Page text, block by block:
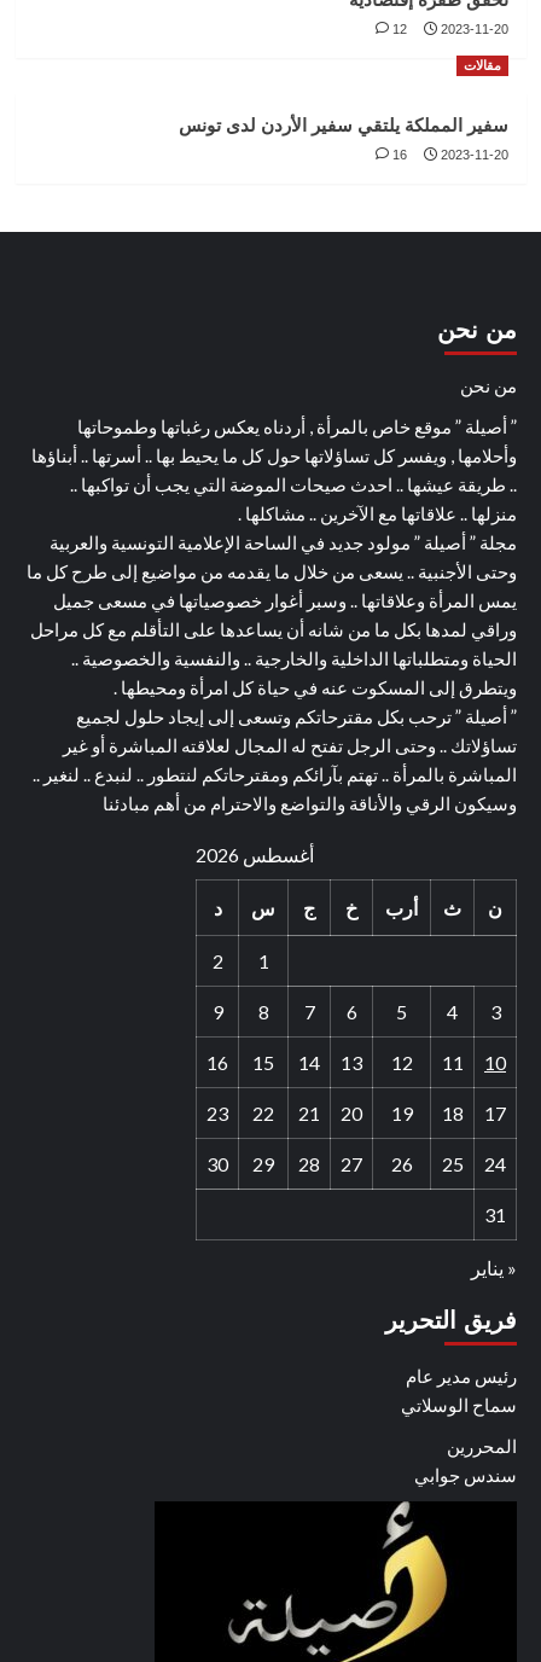
2023-11-20
12
مقالات
سفير المملكة يلتقي سفير الأردن لدى تونس
2023-11-20
16
من نحن
من نحن
” أصيلة ” موقع خاص بالمرأة , أردناه يعكس رغباتها وطموحاتها
وأحلامها , ويفسر كل تساؤلاتها حول كل ما يحيط بها .. أسرتها .. أبناؤها
.. طريقة عيشها .. احدث صيحات الموضة التي يجب أن تواكبها ..
منزلها .. علاقاتها مع الآخرين .. مشاكلها .
مجلة ” أصيلة ” مولود جديد في الساحة الإعلامية التونسية والعربية
وحتى الأجنبية .. يسعى من خلال ما يقدمه من مواضيع إلى طرح كل ما
يمس المرأة وعلاقاتها .. وسبر أغوار خصوصياتها في مسعى جميل
وراقي لمدها بكل ما من شانه أن يساعدها على التأقلم مع كل مراحل
الحياة ومتطلباتها الداخلية والخارجية .. والنفسية والخصوصية ..
ويتطرق إلى المسكوت عنه في حياة كل امرأة ومحيطها .
” أصيلة ” ترحب بكل مقترحاتكم وتسعى إلى إيجاد حلول لجميع
تساؤلاتك .. وحتى الرجل تفتح له المجال لعلاقته المباشرة أو غير
المباشرة بالمرأة .. تهتم بآرائكم ومقترحاتكم لنتطور .. لنبدع .. لنغير ..
وسيكون الرقي والأناقة والتواضع والاحترام من أهم مبادئنا
أغسطس 2026
ن ث أرب خ ج س د
1
2
3
4
5
6
7
8
9
10
11
12
13
14
15
16
17
18
19
20
21
22
23
24
25
26
27
28
29
30
31
« يناير
فريق التحرير
رئيس مدير عام
سماح الوسلاتي
المحررين
سندس جوابي